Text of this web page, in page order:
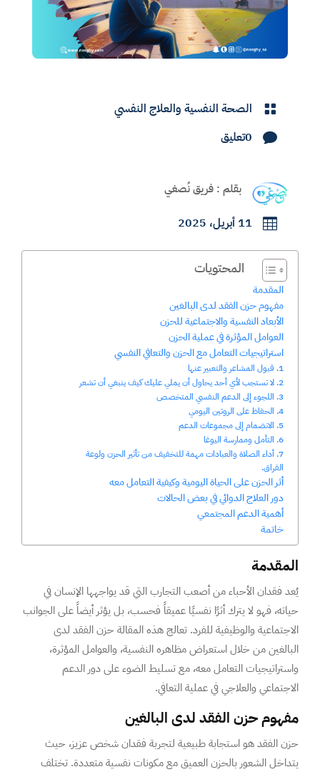
 الصحة النفسية والعلاج النفسي
 0تعليق
بقلم : فريق نُصغي
 11 أبريل، 2025
المحتويات
المقدمة
مفهوم حزن الفقد لدى البالغين
الأبعاد النفسية والاجتماعية للحزن
العوامل المؤثرة في عملية الحزن
استراتيجيات التعامل مع الحزن والتعافي النفسي
1. قبول المشاعر والتعبير عنها
2. لا تستجب لأي أحد يحاول أن يملي عليك كيف ينبغي أن تشعر
3. اللجوء إلى الدعم النفسي المتخصص
4. الحفاظ على الروتين اليومي
5. الانضمام إلى مجموعات الدعم
6. التأمل وممارسة اليوغا
7. أداء الصلاة والعبادات مهمة للتخفيف من تأثير الحزن ولوعة
الفراق.
أثر الحزن على الحياة اليومية وكيفية التعامل معه
دور العلاج الدوائي في بعض الحالات
أهمية الدعم المجتمعي
خاتمة
المقدمة
يُعد فقدان الأحباء من أصعب التجارب التي قد يواجهها الإنسان في
حياته، فهو لا يترك أثرًا نفسيًا عميقاً فحسب، بل يؤثر أيضاً على الجوانب
الاجتماعية والوظيفية للفرد. تعالج هذه المقالة حزن الفقد لدى
البالغين من خلال استعراض مظاهره النفسية، والعوامل المؤثرة،
واستراتيجيات التعامل معه، مع تسليط الضوء على دور الدعم
الاجتماعي والعلاجي في عملية التعافي.
مفهوم حزن الفقد لدى البالغين
حزن الفقد هو استجابة طبيعية لتجربة فقدان شخص عزيز، حيث
يتداخل الشعور بالحزن العميق مع مكونات نفسية متعددة. تختلف